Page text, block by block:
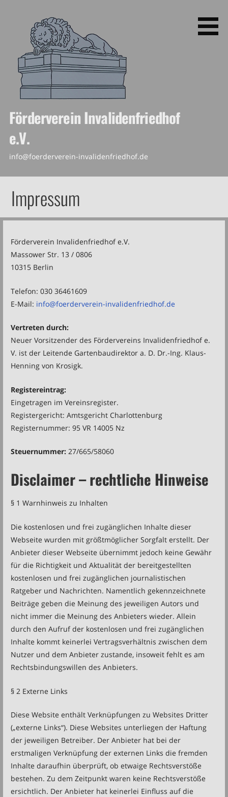
Förderverein Invalidenfriedhof
e.V.
info@foerderverein-invalidenfriedhof.de
Impressum
Förderverein Invalidenfriedhof e.V.
Massower Str. 13 / 0806
10315 Berlin
Telefon: 030 36461609
E-Mail: info@foerderverein-invalidenfriedhof.de
Vertreten durch:
Neuer Vorsitzender des Fördervereins Invalidenfriedhof e.
V. ist der Leitende Gartenbaudirektor a. D. Dr.-Ing. Klaus-
Henning von Krosigk.
Registereintrag:
Eingetragen im Vereinsregister.
Registergericht: Amtsgericht Charlottenburg
Registernummer: 95 VR 14005 Nz
Steuernummer:27/665/58060
Disclaimer – rechtliche Hinweise
§ 1 Warnhinweis zu Inhalten
Die kostenlosen und frei zugänglichen Inhalte dieser
Webseite wurden mit größtmöglicher Sorgfalt erstellt. Der
Anbieter dieser Webseite übernimmt jedoch keine Gewähr
für die Richtigkeit und Aktualität der bereitgestellten
kostenlosen und frei zugänglichen journalistischen
Ratgeber und Nachrichten. Namentlich gekennzeichnete
Beiträge geben die Meinung des jeweiligen Autors und
nicht immer die Meinung des Anbieters wieder. Allein
durch den Aufruf der kostenlosen und frei zugänglichen
Inhalte kommt keinerlei Vertragsverhältnis zwischen dem
Nutzer und dem Anbieter zustande, insoweit fehlt es am
Rechtsbindungswillen des Anbieters.
§ 2 Externe Links
Diese Website enthält Verknüpfungen zu Websites Dritter
(„externe Links“). Diese Websites unterliegen der Haftung
der jeweiligen Betreiber. Der Anbieter hat bei der
erstmaligen Verknüpfung der externen Links die fremden
Inhalte daraufhin überprüft, ob etwaige Rechtsverstöße
bestehen. Zu dem Zeitpunkt waren keine Rechtsverstöße
ersichtlich. Der Anbieter hat keinerlei Einfluss auf die